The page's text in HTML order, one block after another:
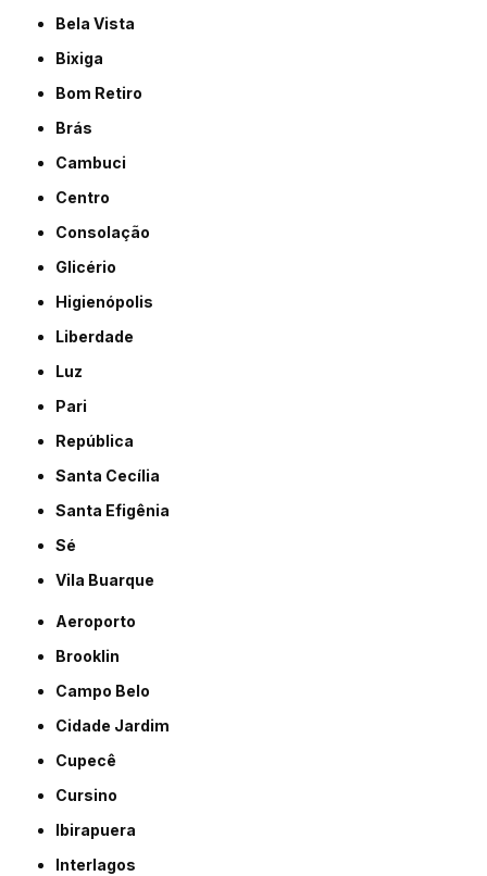
Bela Vista
Bixiga
Bom Retiro
Brás
Cambuci
Centro
Consolação
Glicério
Higienópolis
Liberdade
Luz
Pari
República
Santa Cecília
Santa Efigênia
Sé
Vila Buarque
Aeroporto
Brooklin
Campo Belo
Cidade Jardim
Cupecê
Cursino
Ibirapuera
Interlagos